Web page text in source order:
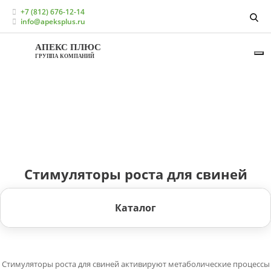
+7 (812) 676-12-14
info@apeksplus.ru
АПЕКС ПЛЮС
ГРУППА КОМПАНИЙ
Кормовые добавки для свиноводства
Стимуляторы роста для свиней
Стимуляторы роста для свиней
Каталог
Стимуляторы роста для свиней активируют метаболические процессы